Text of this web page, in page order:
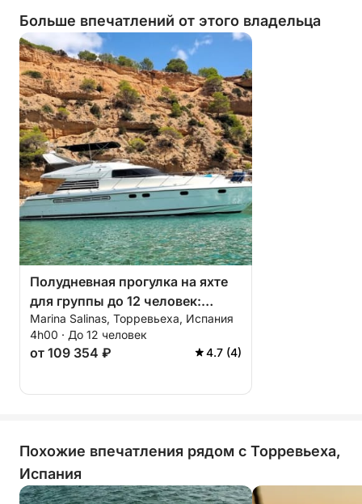
морским бризом в волосах и незабываемыми
воспоминаниями.
Больше впечатлений от этого владельца
Полудневная прогулка на яхте
для группы до 12 человек:
исследуйте море из
Торревьехи.
Marina Salinas, Торревьеха, Испания
4h00 · До 12 человек
от 109 354 ₽ 4.7 (4)
Похожие впечатления рядом с Торревьеха,
Испания